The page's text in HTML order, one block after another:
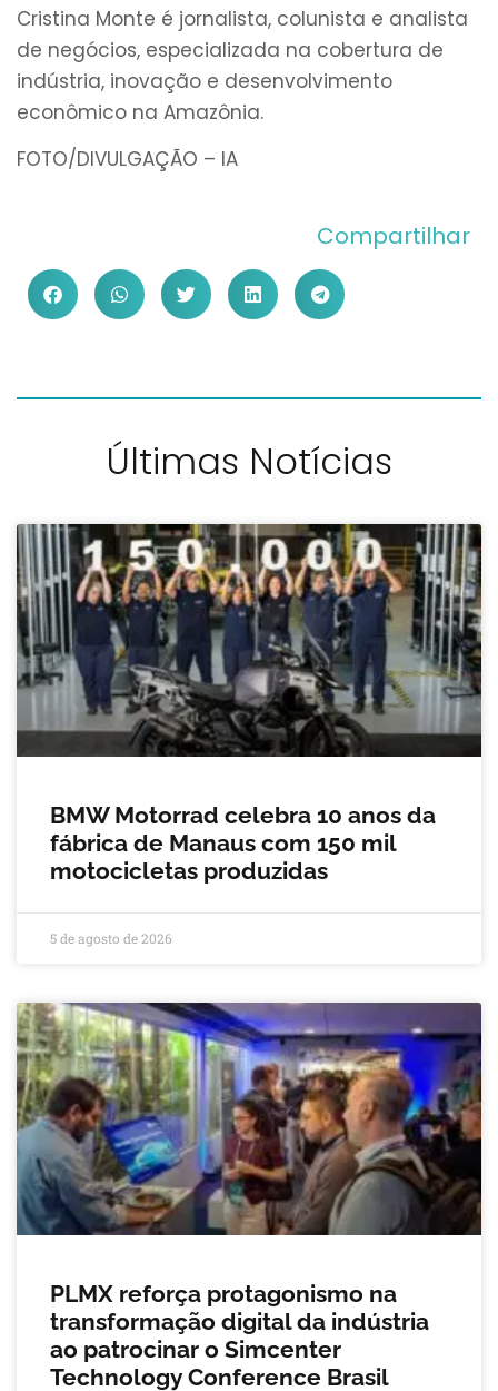
Cristina Monte é jornalista, colunista e analista
de negócios, especializada na cobertura de
indústria, inovação e desenvolvimento
econômico na Amazônia.
FOTO/DIVULGAÇÃO – IA
Compartilhar
Últimas Notícias
BMW Motorrad celebra 10 anos da
fábrica de Manaus com 150 mil
motocicletas produzidas
5 de agosto de 2026
PLMX reforça protagonismo na
transformação digital da indústria
ao patrocinar o Simcenter
Technology Conference Brasil